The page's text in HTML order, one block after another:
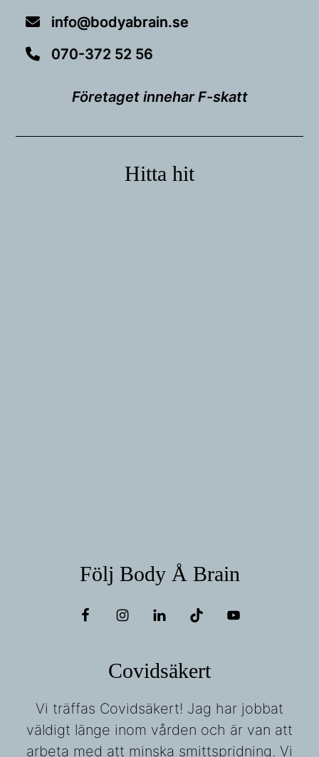
info@bodyabrain.se
070-372 52 56
Företaget innehar F-skatt
Hitta hit
Följ Body Å Brain
Covidsäkert
Vi träffas Covidsäkert! Jag har jobbat
väldigt länge inom vården och är van att
arbeta med att minska smittspridning. Vi